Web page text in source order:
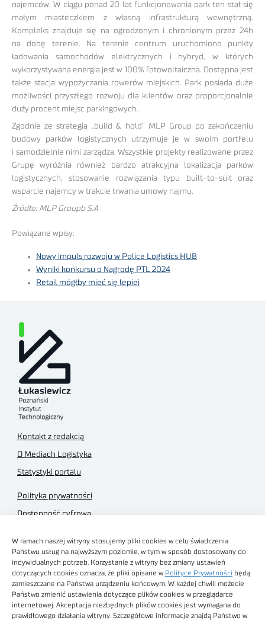
W ramach naszej witryny stosujemy pliki cookies w celu świadczenia
Państwu usług na najwyższym poziomie, w tym w sposób dostosowany do
indywidualnych potrzeb. Korzystanie z witryny bez zmiany ustawień
dotyczących cookies oznacza, że pliki opisane w Polityce Prywatności będą
zamieszczane na Państwa urządzeniu końcowym. W każdej chwili możecie
Państwo zmienić ustawienia dotyczące plików cookies w przeglądarce
internetowej. Akceptacja niezbędnych plików cookies jest wymagana do
prawidłowego działania witryny. Szczegółowe informacje znajdą Państwo w
najemców. W ciągu ponad 20 lat funkcjonowania park ten stał się
małym miasteczkiem z własną infrastrukturą wewnętrzną.
Kompleks znajduje się na ogrodzonym i chronionym przez 24h
na dobę terenie. Na terenie centrum uruchomiono punkty
ładowania samochodów elektrycznych i hybryd, w których
wykorzystywana energia jest w 100% fotowoltaiczna. Dostępna jest
także stacja wypożyczania rowerów miejskich. Park posiada duże
możliwości przyszłego rozwoju dla klientów oraz proporcjonalnie
duży procent miejsc parkingowych.
Zgodnie ze strategią „build & hold” MLP Group po zakończeniu
budowy parków logistycznych utrzymuje je w swoim portfelu
i samodzielnie nimi zarządza. Wszystkie projekty realizowane przez
Grupę wyróżnia również bardzo atrakcyjna lokalizacja parków
logistycznych, stosowanie rozwiązania typu built-to-suit oraz
wsparcie najemcy w trakcie trwania umowy najmu.
Źródło: MLP Groupb S.A.
Powiązane wpisy:
Nowy impuls rozwoju w Police Logistics HUB
Wyniki konkursu o Nagrodę PTL 2024
Retail mógłby mieć się lepiej
Kontakt z redakcją
O Mediach Logistyka
Statystyki portalu
Polityka prywatności
Dostępność cyfrowa
Regulamin sklepu
Obrazy stockowe